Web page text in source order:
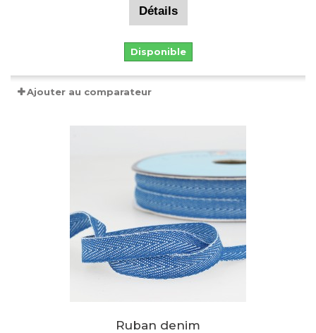
Détails
Disponible
Ajouter au comparateur
Ruban denim